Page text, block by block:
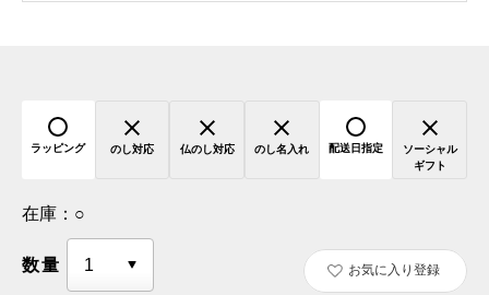
ラッピング のし対応 仏のし対応 のし名入れ 配送日指定
ソーシャル
ギフト
在庫： ○
数量 お気に入り登録